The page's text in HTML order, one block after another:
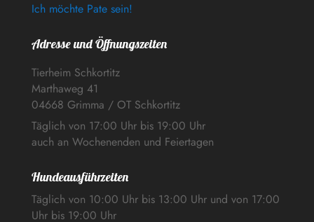
Ich möchte Pate sein!
Adresse und Öffnungszeiten
Tierheim Schkortitz
Marthaweg 41
04668 Grimma / OT Schkortitz
Täglich von 17:00 Uhr bis 19:00 Uhr
auch an Wochenenden und Feiertagen
Hundeausführzeiten
Täglich von 10:00 Uhr bis 13:00 Uhr und von 17:00
Uhr bis 19:00 Uhr